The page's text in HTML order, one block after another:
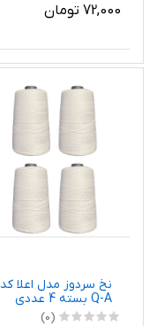
72,000 تومان
نخ سردوز مدل اعلا کد
Q-A بسته 4 عددی
(0)